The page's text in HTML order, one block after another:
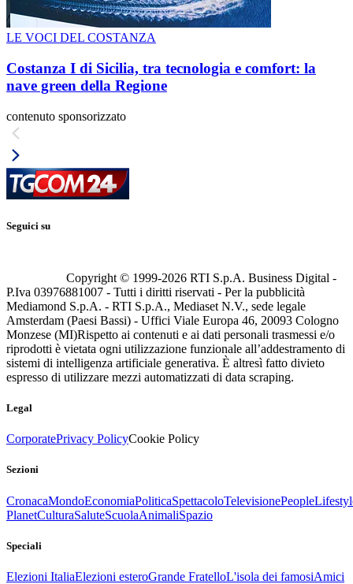
LE VOCI DEL COSTANZA
Costanza I di Sicilia, tra tecnologia e comfort: la
nave green della Regione
contenuto sponsorizzato
Seguici su
Copyright © 1999-2026 RTI S.p.A. Business Digital -
P.Iva 03976881007 - Tutti i diritti riservati - Per la pubblicità
Mediamond S.p.A. - RTI S.p.A., Mediaset N.V., sede legale
Amsterdam (Paesi Bassi) - Uffici Viale Europa 46, 20093 Cologno
Monzese (MI)Rispetto ai contenuti e ai dati personali trasmessi e/o
riprodotti è vietata ogni utilizzazione funzionale all’addestramento di
sistemi di intelligenza artificiale generativa. È altresì fatto divieto
espresso di utilizzare mezzi automatizzati di data scraping.
Legal
CorporatePrivacy PolicyCookie Policy
Sezioni
CronacaMondoEconomiaPoliticaSpettacoloTelevisionePeople
PlanetCulturaSaluteScuolaAnimaliSpazio
Speciali
Elezioni ItaliaElezioni esteroGrande FratelloL'isola dei famosiAmici